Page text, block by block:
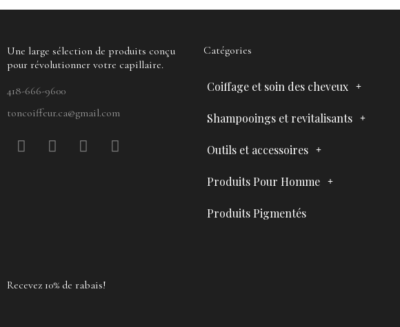
Une large sélection de produits conçu
pour révolutionner votre capillaire.
418-666-9600
toncoiffeur.ca@gmail.com
F
a
P
i
Y
o
I
n
Catégories
Coiffage et soin des cheveux
Shampooings et revitalisants
Outils et accessoires
Produits Pour Homme
Produits Pigmentés
Recevez 10% de rabais!